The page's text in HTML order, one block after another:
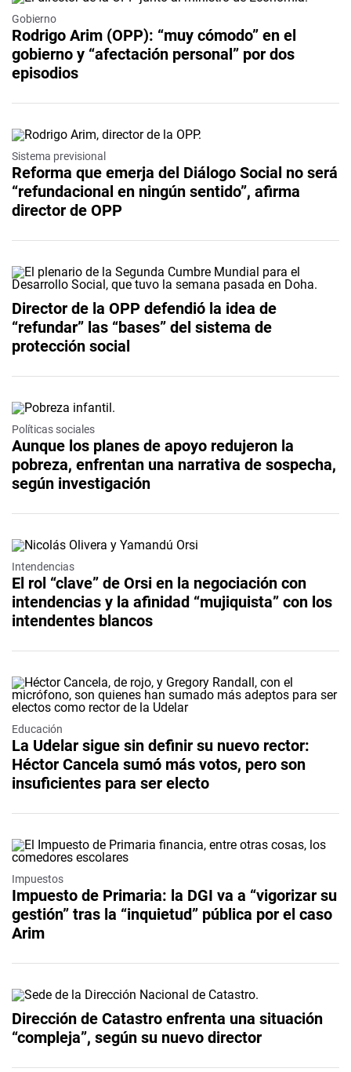
Gobierno
Rodrigo Arim (OPP): “muy cómodo” en el
gobierno y “afectación personal” por dos
episodios
Sistema previsional
Reforma que emerja del Diálogo Social no será
“refundacional en ningún sentido”, afirma
director de OPP
Director de la OPP defendió la idea de
“refundar” las “bases” del sistema de
protección social
Políticas sociales
Aunque los planes de apoyo redujeron la
pobreza, enfrentan una narrativa de sospecha,
según investigación
Intendencias
El rol “clave” de Orsi en la negociación con
intendencias y la afinidad “mujiquista” con los
intendentes blancos
Educación
La Udelar sigue sin definir su nuevo rector:
Héctor Cancela sumó más votos, pero son
insuficientes para ser electo
Impuestos
Impuesto de Primaria: la DGI va a “vigorizar su
gestión” tras la “inquietud” pública por el caso
Arim
Dirección de Catastro enfrenta una situación
“compleja”, según su nuevo director